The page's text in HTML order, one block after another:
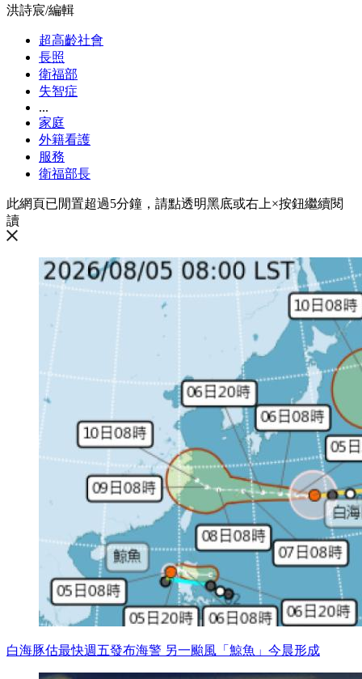
洪詩宸/編輯
超高齡社會
長照
衛福部
失智症
...
家庭
外籍看護
服務
衛福部長
此網頁已閒置超過5分鐘，請點透明黑底或右上×按鈕繼續閱
讀
白海豚估最快週五發布海警 另一颱風「鯨魚」今晨形成